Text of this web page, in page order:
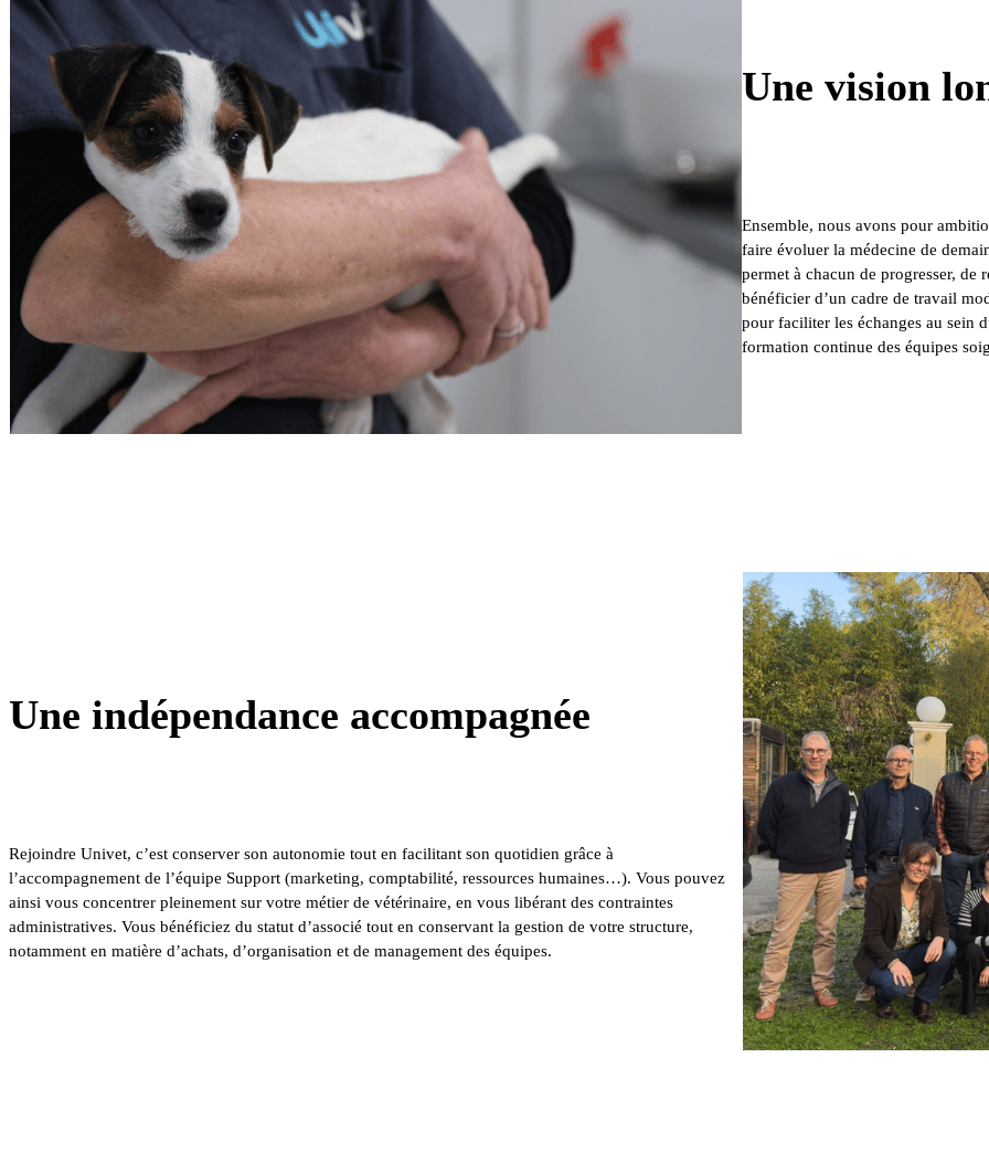
Une vision
Ensemble, nous avons pour
faire évoluer la médecine de
permet à chacun de progresser, de
bénéficier d’un cadre de travail
pour faciliter les échanges au sein
formation continue des équipes
Une indépendance accompagnée
Rejoindre Univet, c’est conserver son autonomie tout en facilitant son quotidien grâce à
l’accompagnement de l’équipe Support (marketing, comptabilité, ressources humaines…). Vous pouvez
ainsi vous concentrer pleinement sur votre métier de vétérinaire, en vous libérant des contraintes
administratives. Vous bénéficiez du statut d’associé tout en conservant la gestion de votre structure,
notamment en matière d’achats, d’organisation et de management des équipes.